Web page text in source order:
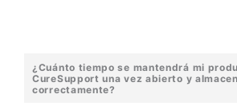
¿Cuánto tiempo se mantendrá mi
CureSupport una vez abierto y
correctamente?